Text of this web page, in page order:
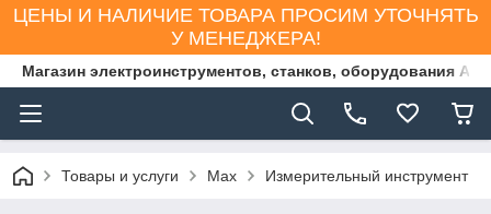
ЦЕНЫ И НАЛИЧИЕ ТОВАРА ПРОСИМ УТОЧНЯТЬ
У МЕНЕДЖЕРА!
Магазин электроинструментов, станков, оборудования
Товары и услуги Max Измерительный инструмент